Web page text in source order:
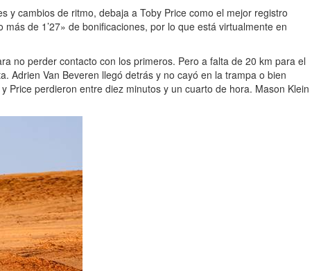
y cambios de ritmo, debaja a Toby Price como el mejor registro
de 1’27» de bonificaciones, por lo que está virtualmente en
no perder contacto con los primeros. Pero a falta de 20 km para el
Adrien Van Beveren llegó detrás y no cayó en la trampa o bien
perdieron entre diez minutos y un cuarto de hora. Mason Klein